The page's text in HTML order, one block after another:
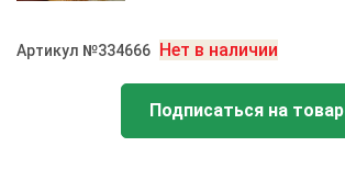
Артикул №334666 Нет в наличии
Подписаться на товар